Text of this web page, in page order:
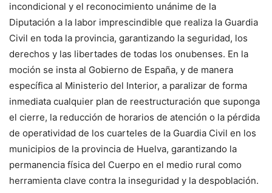
incondicional y el reconocimiento unánime de la
Diputación a la labor imprescindible que realiza la Guardia
Civil en toda la provincia, garantizando la seguridad, los
derechos y las libertades de todas los onubenses. En la
moción se insta al Gobierno de España, y de manera
específica al Ministerio del Interior, a paralizar de forma
inmediata cualquier plan de reestructuración que suponga
el cierre, la reducción de horarios de atención o la pérdida
de operatividad de los cuarteles de la Guardia Civil en los
municipios de la provincia de Huelva, garantizando la
permanencia física del Cuerpo en el medio rural como
herramienta clave contra la inseguridad y la despoblación.